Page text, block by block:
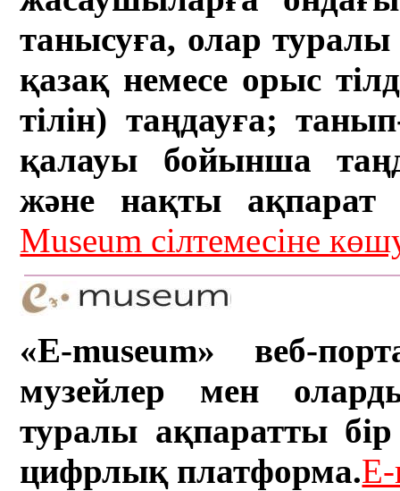
танысуға, олар туралы
қазақ немесе орыс
тілін) таңдауға;
қалауы бойынша
және нақты ақпарат
Museum сілтемесіне
«E-museum» веб-
музейлер мен
туралы ақпаратты бір
цифрлық платформа.